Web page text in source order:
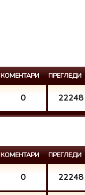
КОМЕНТАРИ ПРЕГЛЕДИ
0 22248
КОМЕНТАРИ ПРЕГЛЕДИ
0 22248